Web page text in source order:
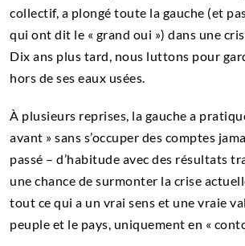
collectif, a plongé toute la gauche (et
qui ont dit le « grand oui ») dans une
Dix ans plus tard, nous luttons pour
hors de ses eaux usées.
À plusieurs reprises, la gauche a
avant » sans s’occuper des comptes
passé – d’habitude avec des résultats
une chance de surmonter la crise
tout ce qui a un vrai sens et une vraie
peuple et le pays, uniquement en «